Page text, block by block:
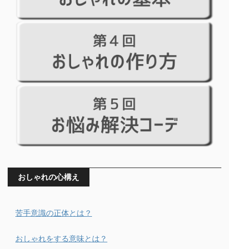
おしゃれの心構え
苦手意識の正体とは？
おしゃれをする意味とは？